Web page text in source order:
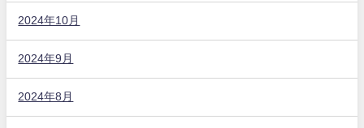
2024年10月
2024年9月
2024年8月